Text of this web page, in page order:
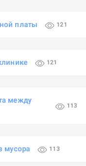
платы 121
121
между
113
мусора 113